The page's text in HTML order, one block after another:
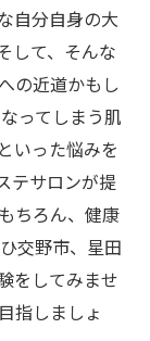
自分自身の大
して、そんな
の近道かもし
ってしまう肌
いった悩みを
テサロンが提
ちろん、健康
交野市、星田
をしてみませ
指しましょ